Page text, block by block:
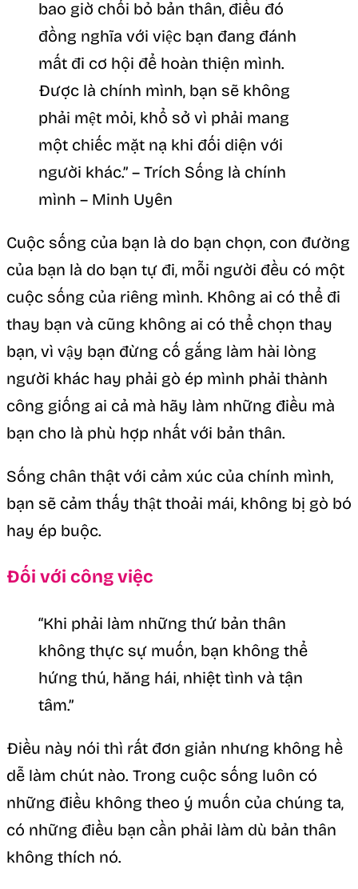
bao giờ chối bỏ bản thân, điều đó
đồng nghĩa với việc bạn đang đánh
mất đi cơ hội để hoàn thiện mình.
Được là chính mình, bạn sẽ không
phải mệt mỏi, khổ sở vì phải mang
một chiếc mặt nạ khi đối diện với
người khác.” – Trích Sống là chính
mình – Minh Uyên
Cuộc sống của bạn là do bạn chọn, con đường
của bạn là do bạn tự đi, mỗi người đều có một
cuộc sống của riêng mình. Không ai có thể đi
thay bạn và cũng không ai có thể chọn thay
bạn, vì vậy bạn đừng cố gắng làm hài lòng
người khác hay phải gò ép mình phải thành
công giống ai cả mà hãy làm những điều mà
bạn cho là phù hợp nhất với bản thân.
Sống chân thật với cảm xúc của chính mình,
bạn sẽ cảm thấy thật thoải mái, không bị gò bó
hay ép buộc.
Đối với công việc
“Khi phải làm những thứ bản thân
không thực sự muốn, bạn không thể
hứng thú, hăng hái, nhiệt tình và tận
tâm.”
Điều này nói thì rất đơn giản nhưng không hề
dễ làm chút nào. Trong cuộc sống luôn có
những điều không theo ý muốn của chúng ta,
có những điều bạn cần phải làm dù bản thân
không thích nó.